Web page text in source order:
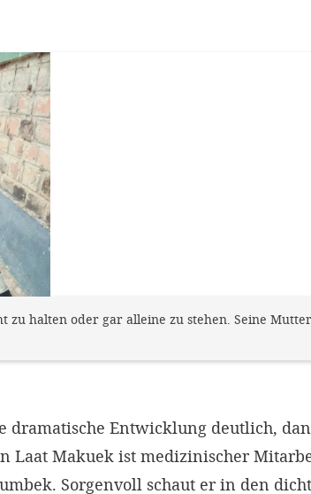
zu halten oder gar alleine zu stehen. Seine
dramatische Entwicklung deutlich,
Laat Makuek ist medizinischer
Sorgenvoll schaut er in den